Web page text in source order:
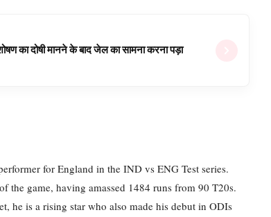
का दोषी मानने के बाद जेल का सामना करना पड़ा
for England in the IND vs ENG Test series.
the game, having amassed 1484 runs from 90 T20s.
he is a rising star who also made his debut in ODIs